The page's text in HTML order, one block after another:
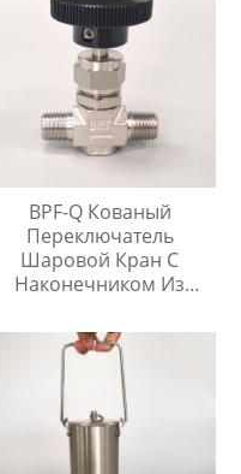
BPF-Q Кованый
Переключатель
Шаровой Кран С
Наконечником Из
316